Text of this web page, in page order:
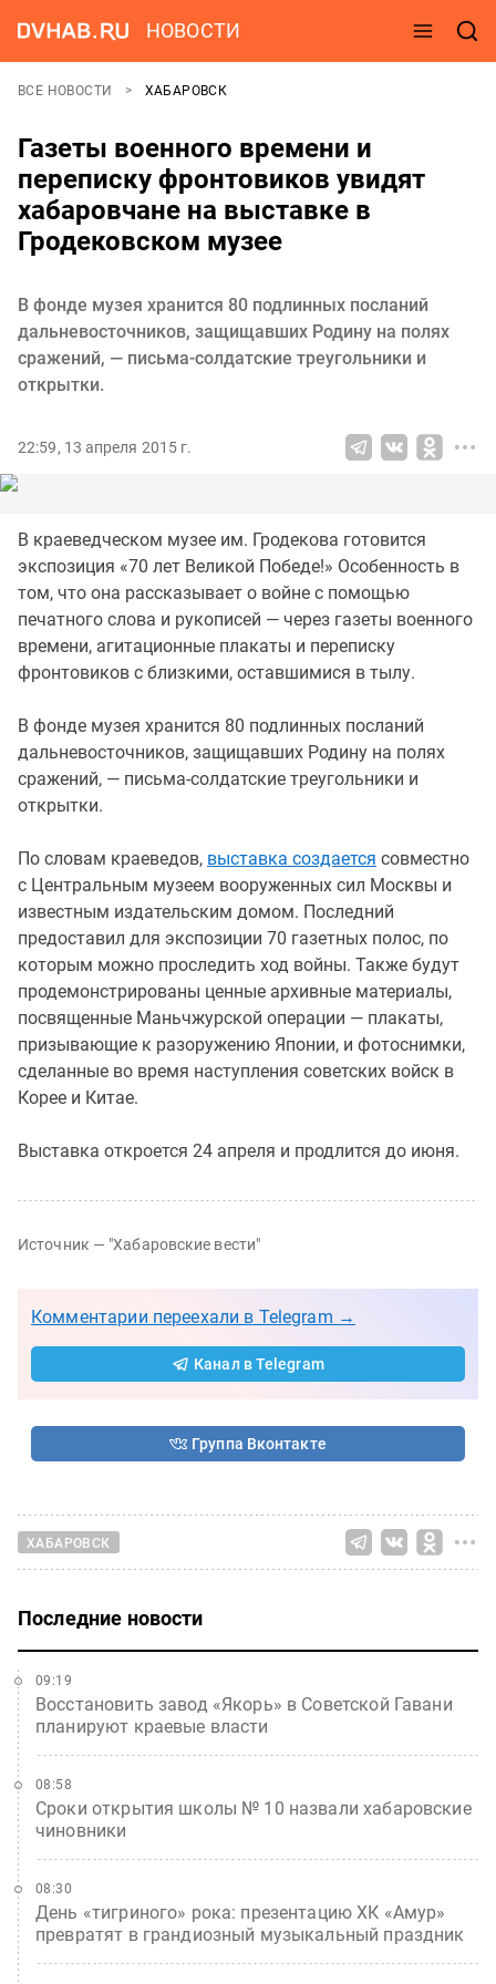
НОВОСТИ
ВСЕ НОВОСТИ ХАБАРОВСК
Газеты военного времени и
переписку фронтовиков увидят
хабаровчане на выставке в
Гродековском музее
В фонде музея хранится 80 подлинных посланий
дальневосточников, защищавших Родину на полях
сражений, — письма-солдатские треугольники и
открытки.
22:59, 13 апреля 2015 г.
В краеведческом музее им. Гродекова готовится
экспозиция «70 лет Великой Победе!» Особенность в
том, что она рассказывает о войне с помощью
печатного слова и рукописей — через газеты военного
времени, агитационные плакаты и переписку
фронтовиков с близкими, оставшимися в тылу.
В фонде музея хранится 80 подлинных посланий
дальневосточников, защищавших Родину на полях
сражений, — письма-солдатские треугольники и
открытки.
По словам краеведов, выставка создается совместно
с Центральным музеем вооруженных сил Москвы и
известным издательским домом. Последний
предоставил для экспозиции 70 газетных полос, по
которым можно проследить ход войны. Также будут
продемонстрированы ценные архивные материалы,
посвященные Маньчжурской операции — плакаты,
призывающие к разоружению Японии, и фотоснимки,
сделанные во время наступления советских войск в
Корее и Китае.
Выставка откроется 24 апреля и продлится до июня.
Источник — "Хабаровские вести"
Комментарии переехали в Telegram →
Канал в Telegram
Группа Вконтакте
ХАБАРОВСК
Последние новости
Восстановить завод «Якорь» в Советской Гавани
планируют краевые власти
09:19
Сроки открытия школы № 10 назвали хабаровские
чиновники
08:58
День «тигриного» рока: презентацию ХК «Амур»
превратят в грандиозный музыкальный праздник
08:30